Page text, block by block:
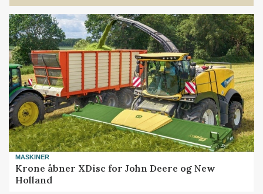
MASKINER
Krone åbner XDisc for John Deere og New
Holland